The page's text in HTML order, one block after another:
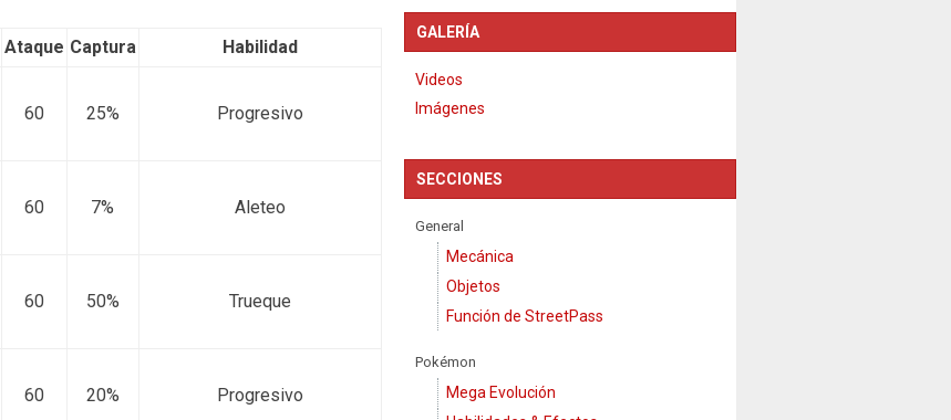
Ataque Captura Habilidad
60 25% Progresivo
60 7% Aleteo
60 50% Trueque
60 20% Progresivo
GALERÍA
Videos
Imágenes
SECCIONES
General
Mecánica
Objetos
Función de StreetPass
Pokémon
Mega Evolución